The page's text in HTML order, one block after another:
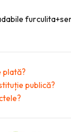
plată?
publică?